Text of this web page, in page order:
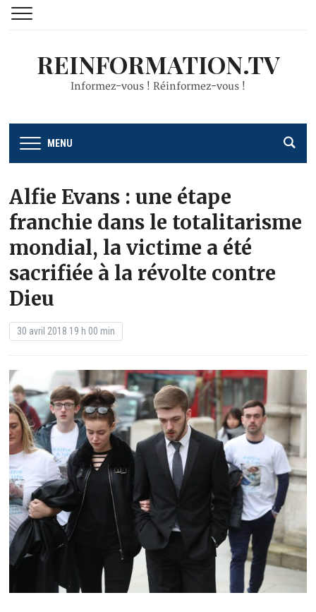
REINFORMATION.TV
Informez-vous ! Réinformez-vous !
MENU
Alfie Evans : une étape
franchie dans le totalitarisme
mondial, la victime a été
sacrifiée à la révolte contre
Dieu
30 avril 2018 19 h 00 min